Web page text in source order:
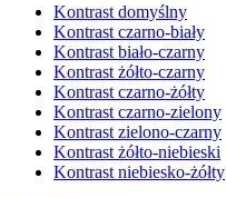
Kontrast domyślny
Kontrast czarno-biały
Kontrast biało-czarny
Kontrast żółto-czarny
Kontrast czarno-żółty
Kontrast czarno-zielony
Kontrast zielono-czarny
Kontrast żółto-niebieski
Kontrast niebiesko-żółty